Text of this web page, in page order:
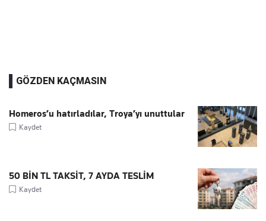
GÖZDEN KAÇMASIN
Homeros’u hatırladılar, Troya’yı unuttular
Kaydet
50 BİN TL TAKSİT, 7 AYDA TESLİM
Kaydet